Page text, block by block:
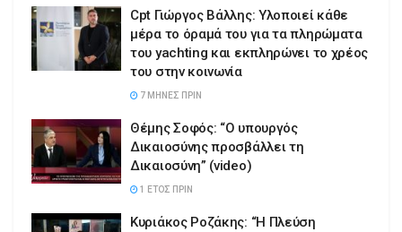
Cpt Γιώργος Βάλλης: Υλοποιεί κάθε
μέρα το όραμά του για τα πληρώματα
του yachting και εκπληρώνει το χρέος
του στην κοινωνία
7 ΜΉΝΕΣ ΠΡΙΝ
Θέμης Σοφός: “Ο υπουργός
Δικαιοσύνης προσβάλλει τη
Δικαιοσύνη” (video)
1 ΈΤΟΣ ΠΡΙΝ
Κυριάκος Ροζάκης: “Η Πλεύση